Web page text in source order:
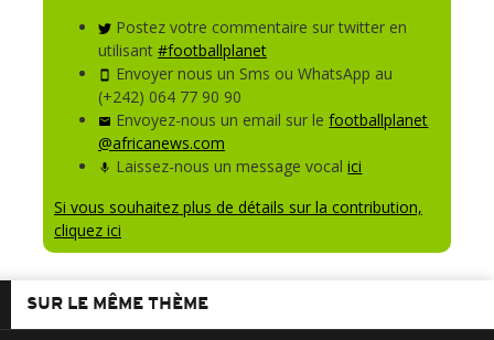
Postez votre commentaire sur twitter en
utilisant #footballplanet
Envoyer nous un Sms ou WhatsApp au
(+242) 064 77 90 90
Envoyez-nous un email sur lefootballplanet
@africanews.com
Laissez-nous un message vocalici
Si vous souhaitez plus de détails sur la contribution,
cliquez ici
SUR LE MÊME THÈME